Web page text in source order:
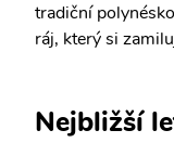
tradiční
ráj, který si
Nejbližší